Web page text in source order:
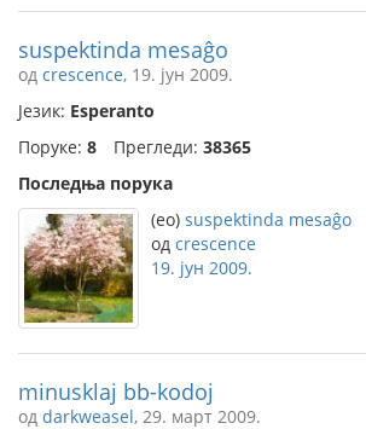
suspektinda mesaĝo
од crescence, 19. јун 2009.
Језик: Esperanto
Поруке: 8 Прегледи: 38365
Последња порука
(eo) suspektinda mesaĝo
од crescence
19. јун 2009.
minusklaj bb-kodoj
од darkweasel, 29. март 2009.